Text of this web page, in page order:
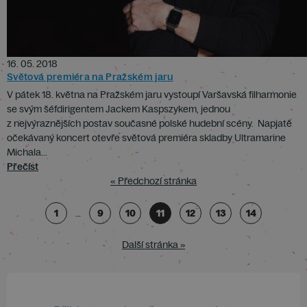
16. 05. 2018
Světová premiéra na Pražském jaru
V pátek 18. května na Pražském jaru vystoupí Varšavská filharmonie
se svým šéfdirigentem Jackem Kaspszykem, jednou
z nejvýraznějších postav současné polské hudební scény. Napjatě
očekávaný koncert otevře světová premiéra skladby Ultramarine
Michala...
Přečíst
« Předchozí stránka
1 9 10 11 12 13 14
Další stránka »